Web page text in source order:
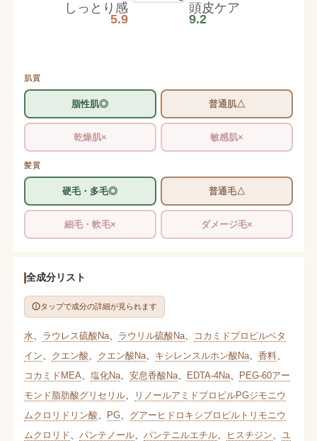
頭皮ケア
9.2
しっとり感
5.9
肌質
脂性肌◎ 普通肌△
乾燥肌× 敏感肌×
髪質
硬毛・多毛◎ 普通毛△
細毛・軟毛× ダメージ毛×
全成分リスト
タップで成分の詳細が見られます
水 ラウレス硫酸Na、 ラウリル硫酸Na、
コカミドプロピルベタ
イン
クエン酸 クエン酸Na、 キシレンスルホン酸Na、 香料、
コカミドMEA
塩化Na、 安息香酸Na、 EDTA-4Na、 PEG-60アー
モンド脂肪酸グリセリル、
リノールアミドプロピルPGジモニウ
ムクロリドリン酸
PG、 グアーヒドロキシプロピルトリモニウ
ムクロリド
パンテノール、 パンテニルエチル、 ヒスチジン
ユ